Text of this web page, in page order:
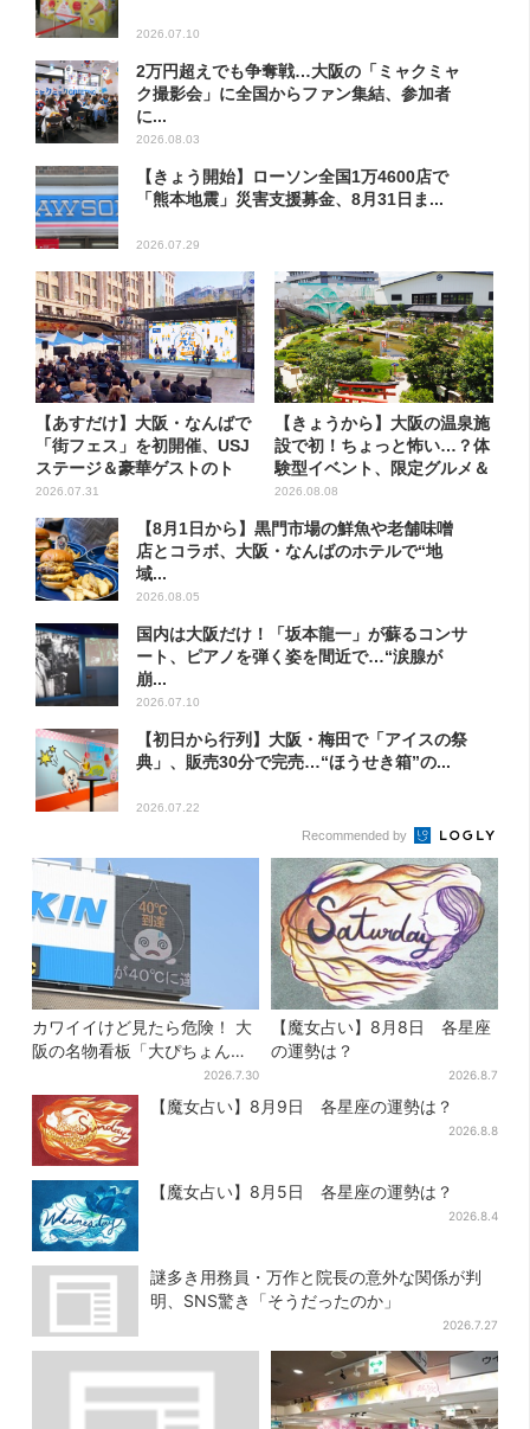
2026.07.10
2万円超えでも争奪戦…大阪の「ミャクミャ
ク撮影会」に全国からファン集結、参加者
に...
2026.08.03
【きょう開始】ローソン全国1万4600店で
「熊本地震」災害支援募金、8月31日ま...
2026.07.29
【あすだけ】大阪・なんばで
「街フェス」を初開催、USJ
ステージ＆豪華ゲストのト
ー...
2026.07.31
【きょうから】大阪の温泉施
設で初！ちょっと怖い…？体
験型イベント、限定グルメ＆
盆...
2026.08.08
【8月1日から】黒門市場の鮮魚や老舗味噌
店とコラボ、大阪・なんばのホテルで“地
域...
2026.08.05
国内は大阪だけ！「坂本龍一」が蘇るコンサ
ート、ピアノを弾く姿を間近で…“涙腺が
崩...
2026.07.10
【初日から行列】大阪・梅田で「アイスの祭
典」、販売30分で完売…“ほうせき箱”の...
2026.07.22
Recommended by
カワイイけど見たら危険！ 大
阪の名物看板「大ぴちょんく
ん」に異変、青→真っ黒に…
2026.7.30
【魔女占い】8月8日 各星座
の運勢は？
2026.8.7
【魔女占い】8月9日 各星座の運勢は？
2026.8.8
【魔女占い】8月5日 各星座の運勢は？
2026.8.4
謎多き用務員・万作と院長の意外な関係が判
明、SNS驚き「そうだったのか」
2026.7.27